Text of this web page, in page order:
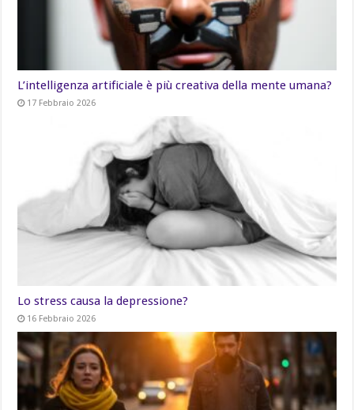
L’intelligenza artificiale è più creativa della mente umana?
17 Febbraio 2026
Lo stress causa la depressione?
16 Febbraio 2026